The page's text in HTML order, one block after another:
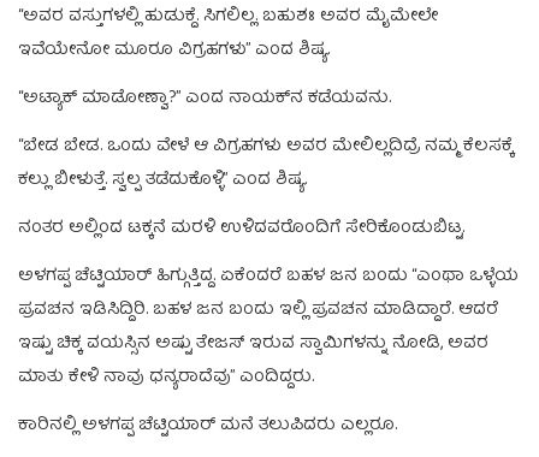
“ಅವರ ವಸ್ತುಗಳಲ್ಲಿ ಹುಡುಕ್ದೆ. ಸಿಗಲಿಲ್ಲ. ಬಹುಶಃ ಅವರ ಮೈಮೇಲೇ
ಇವೆಯೇನೋ ಮೂರೂ ವಿಗ್ರಹಗಳು” ಎಂದ ಶಿಷ್ಯ.
“ಅಟ್ಯಾಕ್‌ ಮಾಡೋಣ್ವಾ?” ಎಂದ ನಾಯಕ್‌ನ ಕಡೆಯವನು.
“ಬೇಡ ಬೇಡ. ಒಂದು ವೇಳೆ ಆ ವಿಗ್ರಹಗಳು ಅವರ ಮೇಲಿಲ್ಲದಿದ್ರೆ ನಮ್ಮ ಕೆಲಸಕ್ಕೆ
ಕಲ್ಲು ಬೀಳುತ್ತೆ. ಸ್ವಲ್ಪ ತಡೆದುಕೊಳ್ಳಿ” ಎಂದ ಶಿಷ್ಯ.
ನಂತರ ಅಲ್ಲಿಂದ ಟಕ್ಕನೆ ಮರಳಿ ಉಳಿದವರೊಂದಿಗೆ ಸೇರಿಕೊಂಡುಬಿಟ್ಟ.
ಅಳಗಪ್ಪ ಚೆಟ್ಟಿಯಾರ್‌ ಹಿಗ್ಗುತ್ತಿದ್ದ. ಏಕೆಂದರೆ ಬಹಳ ಜನ ಬಂದು “ಎಂಥಾ ಒಳ್ಳೆಯ
ಪ್ರವಚನ ಇಡಿಸಿದ್ದಿರಿ. ಬಹಳ ಜನ ಬಂದು ಇಲ್ಲಿ ಪ್ರವಚನ ಮಾಡಿದ್ದಾರೆ. ಆದರೆ
ಇಷ್ಟು ಚಿಕ್ಕ ವಯಸ್ಸಿನ ಅಷ್ಟು ತೇಜಸ್‌ ಇರುವ ಸ್ವಾಮಿಗಳನ್ನು ನೋಡಿ, ಅವರ
ಮಾತು ಕೇಳಿ ನಾವು ಧನ್ಯರಾದೆವು” ಎಂದಿದ್ದರು.
ಕಾರಿನಲ್ಲಿ ಅಳಗಪ್ಪ ಚೆಟ್ಟಿಯಾರ್‌ ಮನೆ ತಲುಪಿದರು ಎಲ್ಲರೂ.